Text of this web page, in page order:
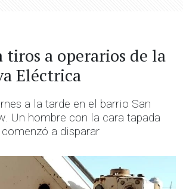
tiros a operarios de la
Eléctrica
a la tarde en el barrio San
Un hombre con la cara tapada
a disparar